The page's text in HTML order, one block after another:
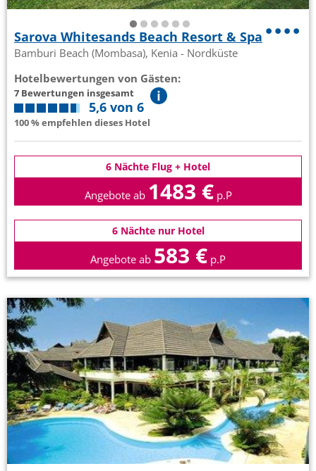
Sarova Whitesands Beach Resort & Spa
Bamburi Beach (Mombasa), Kenia - Nordküste
Hotelbewertungen von Gästen:
7 Bewertungen insgesamt
5,6 von 6
100 % empfehlen dieses Hotel
6 Nächte Flug + Hotel
Angebote ab 1483 € p.P
6 Nächte nur Hotel
Angebote ab 583 € p.P